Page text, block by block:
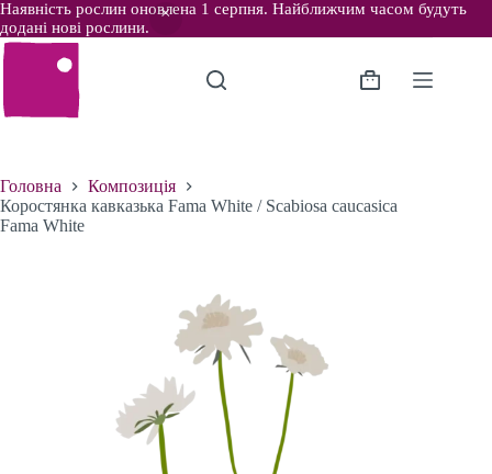
Наявність рослин оновлена 1 серпня. Найближчим часом будуть
додані нові рослини.
Перейти
до
Кошик
Головна
Композиція
Коростянка кавказька Fama White / Scabiosa caucasica
Fama White